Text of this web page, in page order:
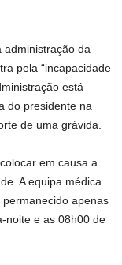
administração da
pela “incapacidade
está
do presidente na
de uma grávida.
em causa a
A equipa médica
apenas
noite e as 08h00 de